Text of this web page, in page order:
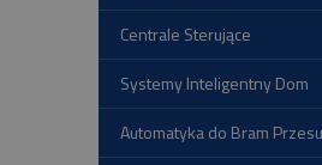
Centrale Sterujące
Systemy Inteligentny Dom
Automatyka do Bram